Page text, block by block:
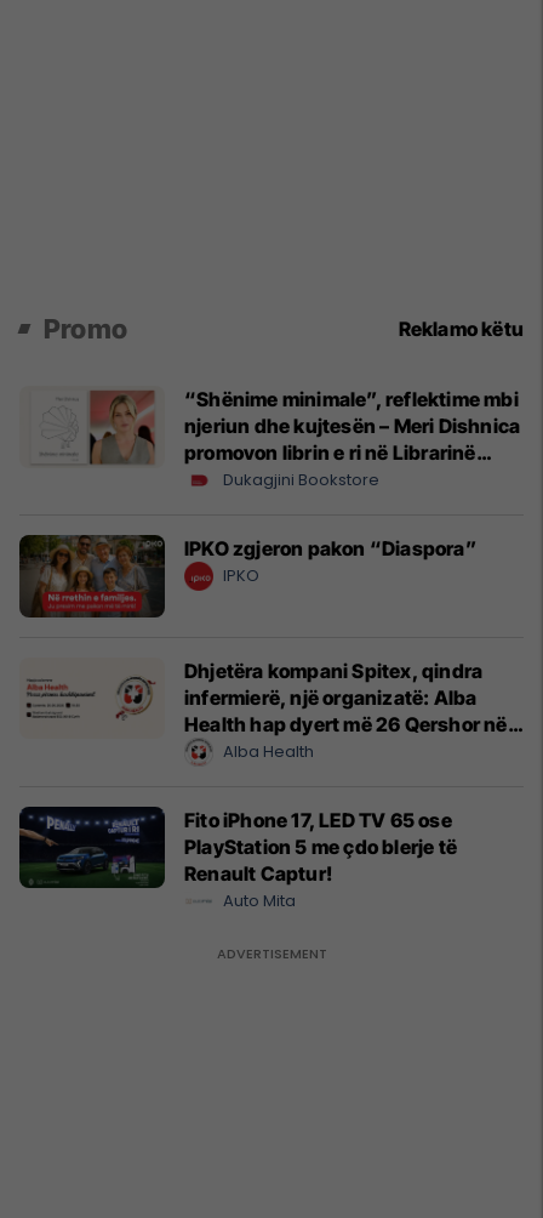
Promo Reklamo këtu
“Shënime minimale”, reflektime mbi
njeriun dhe kujtesën – Meri Dishnica
promovon librin e ri në Librarinë
Dukagjini
Dukagjini Bookstore
IPKO zgjeron pakon “Diaspora”
IPKO
Dhjetëra kompani Spitex, qindra
infermierë, një organizatë: Alba
Health hap dyert më 26 Qershor në
CyrihAlba Health
Fito iPhone 17, LED TV 65 ose
PlayStation 5 me çdo blerje të
Renault Captur!
Auto Mita